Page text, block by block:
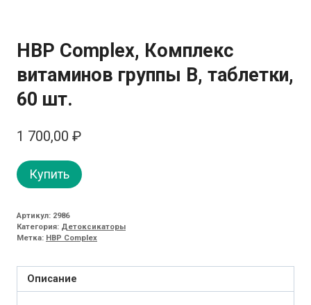
HBP Complex, Комплекс
витаминов группы B, таблетки,
60 шт.
1 700,00 ₽
Купить
Артикул: 2986
Категория: Детоксикаторы
Метка: HBP Complex
Описание